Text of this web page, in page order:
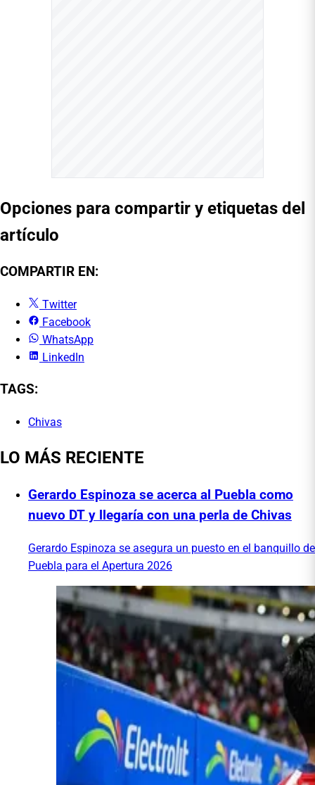
Opciones para compartir y etiquetas del
artículo
COMPARTIR EN:
Twitter
Facebook
WhatsApp
LinkedIn
TAGS:
Chivas
LO MÁS RECIENTE
Gerardo Espinoza se acerca al Puebla como
nuevo DT y llegaría con una perla de Chivas
Gerardo Espinoza se asegura un puesto en el banquillo de
Puebla para el Apertura 2026